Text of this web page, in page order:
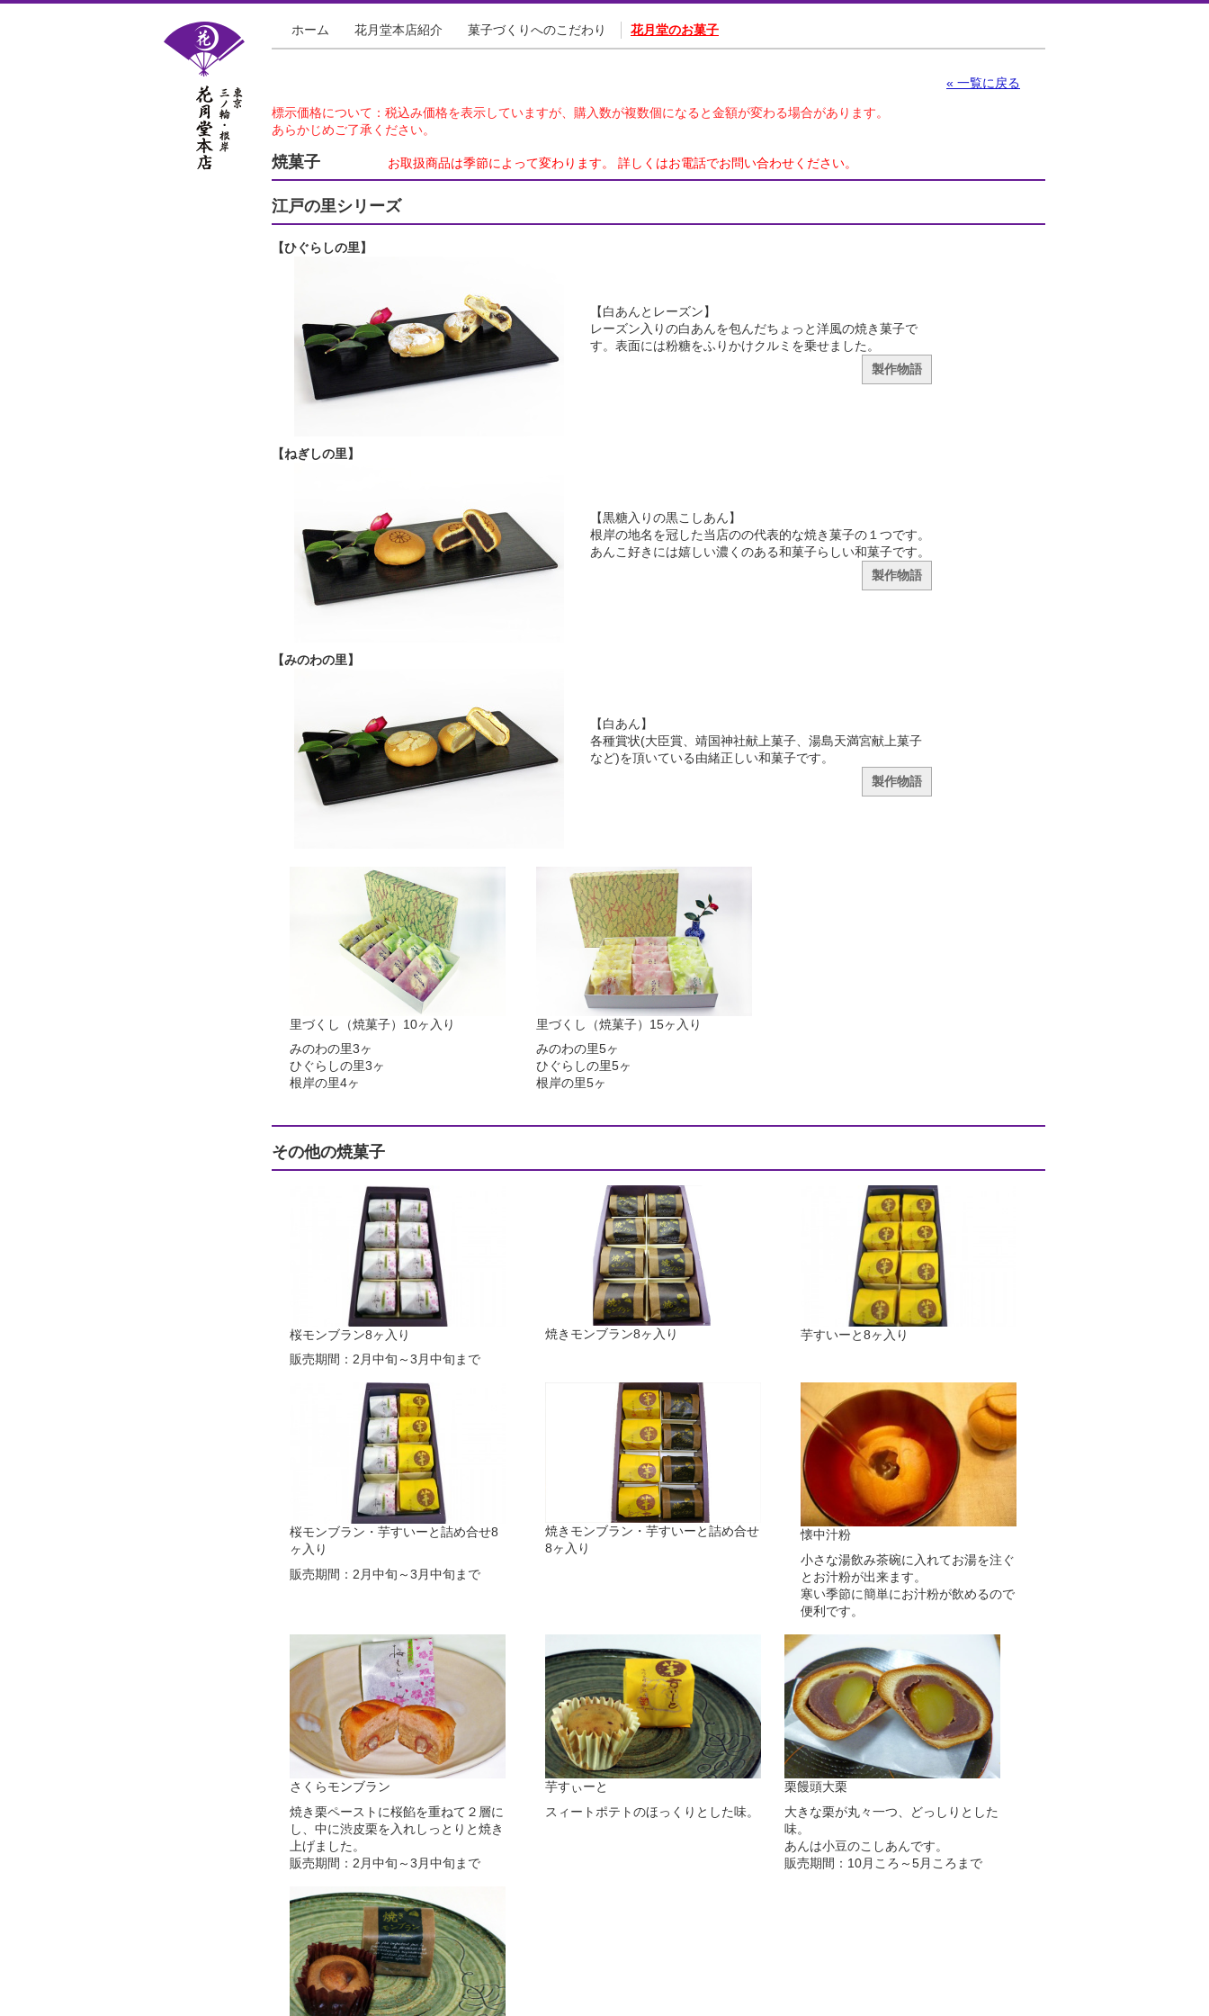
ホーム 花月堂本店紹介 菓子づくりへのこだわり 花月堂のお菓子
« 一覧に戻る
標示価格について：税込み価格を表示していますが、購入数が複数個になると金額が変わる場合があります。
あらかじめご了承ください。
焼菓子 お取扱商品は季節によって変わります。 詳しくはお電話でお問い合わせください。
江戸の里シリーズ
【ひぐらしの里】
【白あんとレーズン】
レーズン入りの白あんを包んだちょっと洋風の焼き菓子で
す。表面には粉糖をふりかけクルミを乗せました。
製作物語
【ねぎしの里】
【黒糖入りの黒こしあん】
根岸の地名を冠した当店のの代表的な焼き菓子の１つです。
あんこ好きには嬉しい濃くのある和菓子らしい和菓子です。
製作物語
【みのわの里】
【白あん】
各種賞状(大臣賞、靖国神社献上菓子、湯島天満宮献上菓子
など)を頂いている由緒正しい和菓子です。
製作物語
里づくし（焼菓子）10ヶ入り
みのわの里3ヶ
ひぐらしの里3ヶ
根岸の里4ヶ
里づくし（焼菓子）15ヶ入り
みのわの里5ヶ
ひぐらしの里5ヶ
根岸の里5ヶ
その他の焼菓子
桜モンブラン8ヶ入り
販売期間：2月中旬～3月中旬まで
焼きモンブラン8ヶ入り 芋すいーと8ヶ入り
桜モンブラン・芋すいーと詰め合せ8
ヶ入り
販売期間：2月中旬～3月中旬まで
焼きモンブラン・芋すいーと詰め合せ
8ヶ入り
懐中汁粉
小さな湯飲み茶碗に入れてお湯を注ぐ
とお汁粉が出来ます。
寒い季節に簡単にお汁粉が飲めるので
便利です。
さくらモンブラン
焼き栗ペーストに桜餡を重ねて２層に
し、中に渋皮栗を入れしっとりと焼き
上げました。
販売期間：2月中旬～3月中旬まで
芋すぃーと
スィートポテトのほっくりとした味。
栗饅頭大栗
大きな栗が丸々一つ、どっしりとした
味。
あんは小豆のこしあんです。
販売期間：10月ころ～5月ころまで